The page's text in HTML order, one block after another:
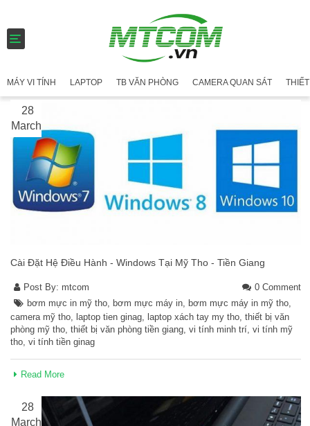
T
o
g
e
a
v
o
MÁY VI TÍNH LAPTOP TB VĂN PHÒNG CAMERA QUAN SÁT
28
March
Cài Đặt Hệ Điều Hành - Windows Tại Mỹ Tho - Tiền Giang
Post By: mtcom
0 Comment
bơm mực in mỹ tho, bơm mực máy in, bơm mực máy in mỹ tho,
camera mỹ tho, laptop tien ginag, laptop xách tay my tho, thiết bị văn
phòng mỹ tho, thiết bị văn phòng tiền giang, vi tính minh trí, vi tính mỹ
tho, vi tính tiền ginag
Read More
28
March